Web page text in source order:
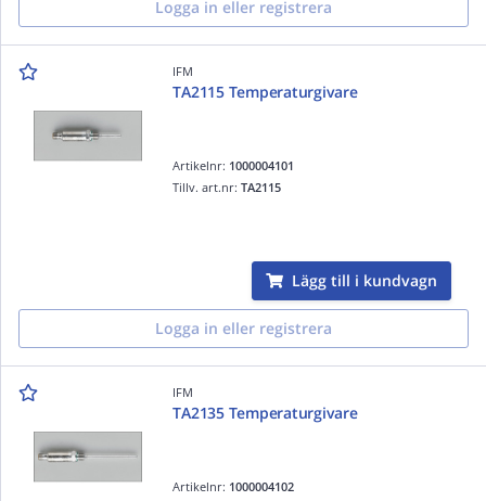
Logga in eller registrera
IFM
TA2115 Temperaturgivare
Artikelnr: 1000004101
Tillv. art.nr:TA2115
Lägg till i kundvagn
Logga in eller registrera
IFM
TA2135 Temperaturgivare
Artikelnr: 1000004102